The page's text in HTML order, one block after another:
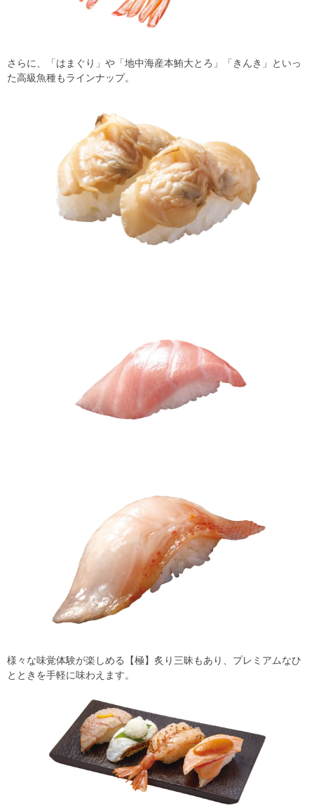
さらに、「はまぐり」や「地中海産本鮪大とろ」「きんき」といっ
た高級魚種もラインナップ。
様々な味覚体験が楽しめる【極】炙り三昧もあり、プレミアムなひ
とときを手軽に味わえます。